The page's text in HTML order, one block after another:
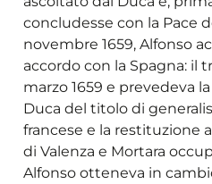
concludesse con la Pace
novembre 1659, Alfonso
accordo con la Spagna: il
marzo 1659 e prevedeva
Duca del titolo di
francese e la restituzione
di Valenza e Mortara
Alfonso otteneva in